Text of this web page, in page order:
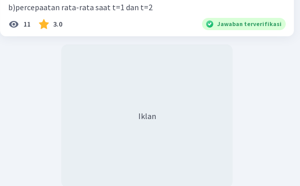
b)percepaatan rata-rata saat t=1 dan t=2
11 3.0 Jawaban terverifikasi
Iklan